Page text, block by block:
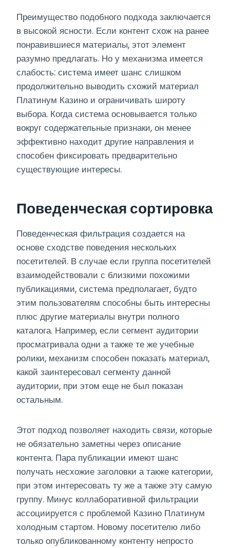
Преимущество подобного подхода заключается
в высокой ясности. Если контент схож на ранее
понравившиеся материалы, этот элемент
разумно предлагать. Но у механизма имеется
слабость: система имеет шанс слишком
продолжительно выводить схожий материал
Платинум Казино и ограничивать широту
выбора. Когда система основывается только
вокруг содержательные признаки, он менее
эффективно находит другие направления и
способен фиксировать предварительно
существующие интересы.
Поведенческая сортировка
Поведенческая фильтрация создается на
основе сходстве поведения нескольких
посетителей. В случае если группа посетителей
взаимодействовали с близкими похожими
публикациями, система предполагает, будто
этим пользователям способны быть интересны
плюс другие материалы внутри полного
каталога. Например, если сегмент аудитории
просматривала одни а также те же учебные
ролики, механизм способен показать материал,
какой заинтересовал сегменту данной
аудитории, при этом еще не был показан
остальным.
Этот подход позволяет находить связи, которые
не обязательно заметны через описание
контента. Пара публикации имеют шанс
получать несхожие заголовки а также категории,
при этом интересовать ту же а также эту самую
группу. Минус коллаборативной фильтрации
ассоциируется с проблемой Казино Платинум
холодным стартом. Новому посетителю либо
только опубликованному контенту непросто